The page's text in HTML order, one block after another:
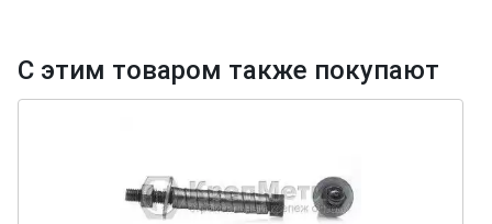
С этим товаром также покупают